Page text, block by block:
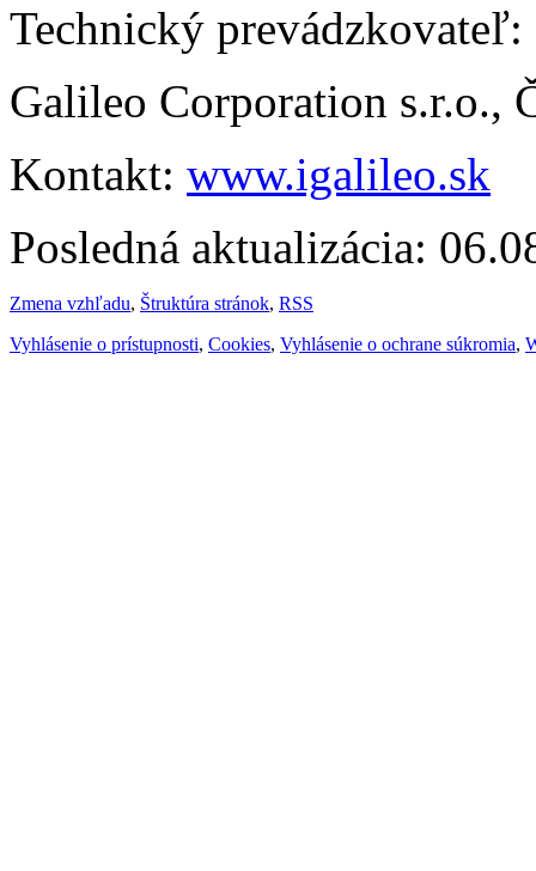
Technický prevádzkovateľ:
Galileo Corporation s.r.o.,
Kontakt: www.igalileo.sk
Posledná aktualizácia:
Zmena vzhľadu, Štruktúra stránok, RSS
Vyhlásenie o prístupnosti, Cookies, Vyhlásenie o ochrane súkromia,